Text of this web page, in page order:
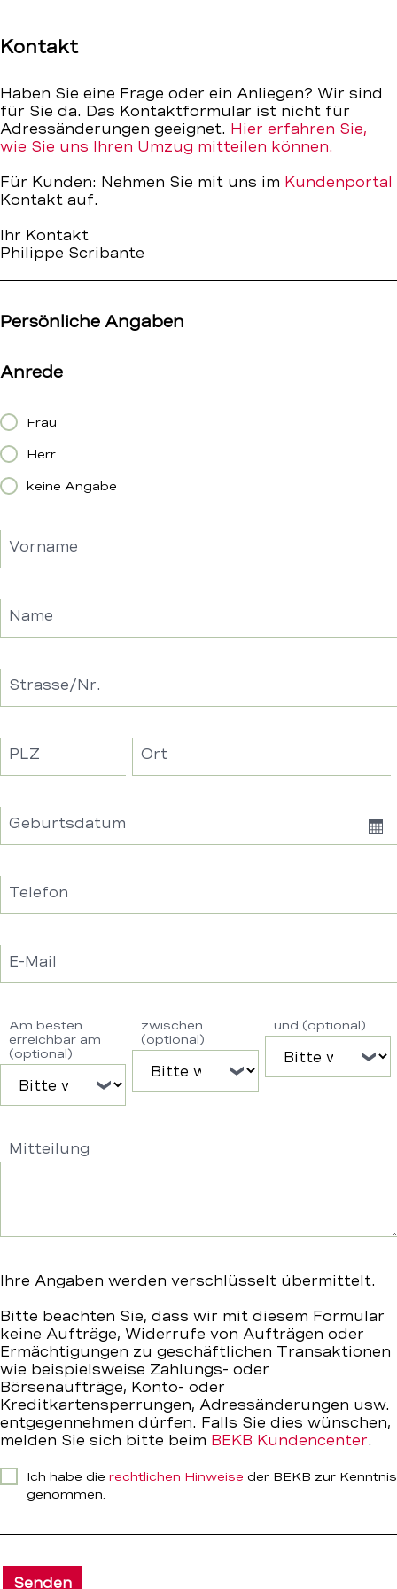
–
BEKB
Kontakt
Haben Sie eine Frage oder ein Anliegen? Wir sind
für Sie da. Das Kontaktformular ist nicht für
Adressänderungen geeignet. Hier erfahren Sie,
wie Sie uns Ihren Umzug mitteilen können.
Für Kunden: Nehmen Sie mit uns im Kundenportal
Kontakt auf.
Ihr Kontakt
Philippe Scribante
Persönliche Angaben
Anrede
Frau
Herr
keine Angabe
Vorname
Name
Strasse/Nr.
PLZ Ort
Geburtsdatum
Telefon
E-Mail
Am besten
erreichbar am
(optional)
zwischen
(optional)
und (optional)
Mitteilung
Ihre Angaben werden verschlüsselt übermittelt.
Bitte beachten Sie, dass wir mit diesem Formular
keine Aufträge, Widerrufe von Aufträgen oder
Ermächtigungen zu geschäftlichen Transaktionen
wie beispielsweise Zahlungs- oder
Börsenaufträge, Konto- oder
Kreditkartensperrungen, Adressänderungen usw.
entgegennehmen dürfen. Falls Sie dies wünschen,
melden Sie sich bitte beim BEKB Kundencenter.
Ich habe die rechtlichen Hinweise der BEKB zur Kenntnis
genommen.
Senden